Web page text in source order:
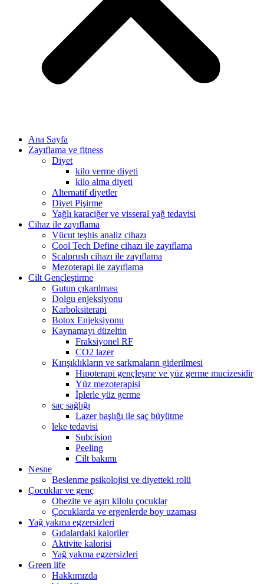
Ana Sayfa
Zayıflama ve fitness
Diyet
kilo verme diyeti
kilo alma diyeti
Alternatif diyetler
Diyet Pişirme
Yağlı karaciğer ve visseral yağ tedavisi
Cihaz ile zayıflama
Vücut teşhis analiz cihazı
Cool Tech Define cihazı ile zayıflama
Scalprush cihazı ile zayıflama
Mezoterapi ile zayıflama
Cilt Gençleştirme
Gutun çıkarılması
Dolgu enjeksiyonu
Karboksiterapi
Botox Enjeksiyonu
Kaynamayı düzeltin
Fraksiyonel RF
CO2 lazer
Kırışıklıkların ve sarkmaların giderilmesi
Hipoterapi gençleşme ve yüz germe mucizesidir
Yüz mezoterapisi
İplerle yüz germe
saç sağlığı
Lazer başlığı ile saç büyütme
leke tedavisi
Subcision
Peeling
Cilt bakımı
Nesne
Beslenme psikolojisi ve diyetteki rolü
Çocuklar ve genç
Obezite ve aşırı kilolu çocuklar
Çocuklarda ve ergenlerde boy uzaması
Yağ yakma egzersizleri
Gıdalardaki kaloriler
Aktivite kalorisi
Yağ yakma egzersizleri
Green life
Hakkımızda